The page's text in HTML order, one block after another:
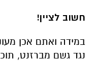
חשוב לציין!
במידה ואתם אכן
נגד גשם מברזנט,